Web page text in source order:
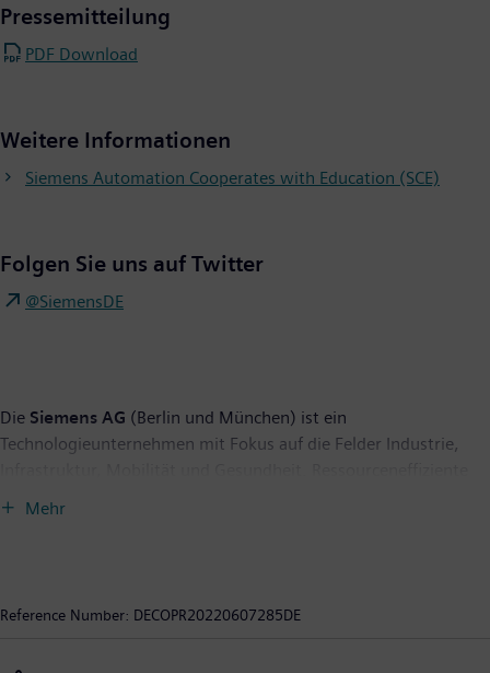
Pressemitteilung
PDF Download
Weitere Informationen
Siemens Automation Cooperates with Education (SCE)
Folgen Sie uns auf Twitter
@SiemensDE
Die Siemens AG (Berlin und München) ist ein
Technologieunternehmen mit Fokus auf die Felder Industrie,
realen und der digitalen Welten befähigt Siemens seine Kunden,
Mehr
Reference Number: DECOPR20220607285DE